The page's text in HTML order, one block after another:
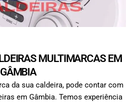
MULTIMARCAS EM
GÂMBIA
da sua caldeira, pode contar com
em Gâmbia. Temos experiência